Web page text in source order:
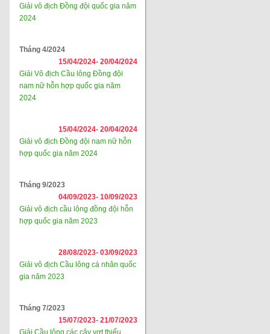
Giải vô địch Đồng đội quốc gia năm
2024
Tháng 4/2024
15/04/2024- 20/04/2024
Giải Vô địch Cầu lông Đồng đội
nam nữ hỗn hợp quốc gia năm
2024
15/04/2024- 20/04/2024
Giải vô địch Đồng đội nam nữ hỗn
hợp quốc gia năm 2024
Tháng 9/2023
04/09/2023- 10/09/2023
Giải vô địch cầu lông đồng đội hỗn
hợp quốc gia năm 2023
28/08/2023- 03/09/2023
Giải vô địch Cầu lông cá nhân quốc
gia năm 2023
Tháng 7/2023
15/07/2023- 21/07/2023
Giải Cầu lông các cây vợt thiếu